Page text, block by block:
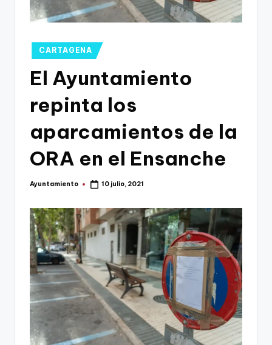
Publicado
en
CARTAGENA
El Ayuntamiento
repinta los
aparcamientos de la
ORA en el Ensanche
Publicado
Ayuntamiento 10 julio, 2021